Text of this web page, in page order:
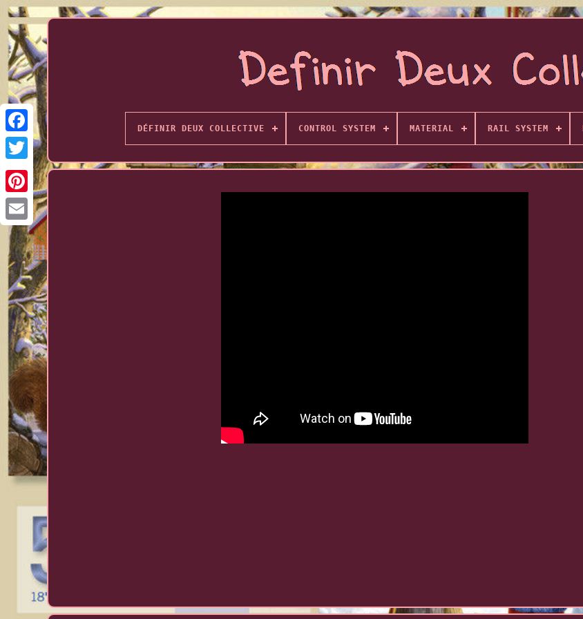
DÉFINIR DEUX COLLECTIVE CONTROL SYSTEM MATERIAL RAIL SYSTEM